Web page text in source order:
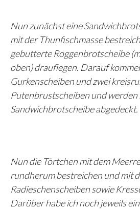
Nun zunächst eine
mit der Thunfischmasse
gebutterte Roggenbrotscheibe
oben) drauflegen. Darauf
Gurkenscheiben und zwei
Putenbrustscheiben und werden
Sandwichbrotscheibe abgedeckt.
Nun die Törtchen mit dem
rundherum bestreichen und mit
Radieschenscheiben sowie
Darüber habe ich noch jeweils